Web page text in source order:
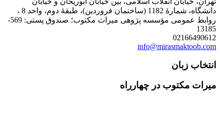
دانشگاه، شمارۀ 1182 (ساختمان فروردین)، طبقۀ دوم، واحد 8 ،
روابط عمومی مؤسسه پژوهی میراث مکتوب؛ صندوق پستی: 569-
13185
02166490612
info@mirasmaktoob.com
انتخاب زبان
میرات مکتوب در چهارراه